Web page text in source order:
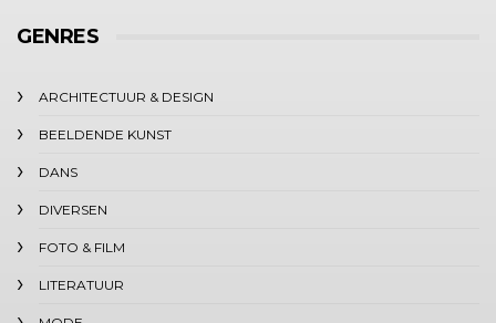
GENRES
ARCHITECTUUR & DESIGN
BEELDENDE KUNST
DANS
DIVERSEN
FOTO & FILM
LITERATUUR